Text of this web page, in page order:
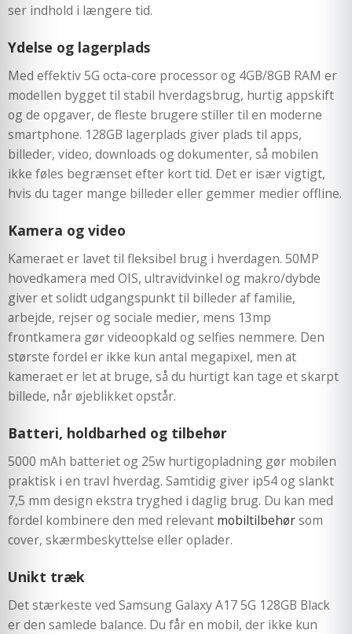
ser indhold i længere tid.
Ydelse og lagerplads
Med effektiv 5G octa-core processor og 4GB/8GB RAM er
modellen bygget til stabil hverdagsbrug, hurtig appskift
og de opgaver, de fleste brugere stiller til en moderne
smartphone. 128GB lagerplads giver plads til apps,
billeder, video, downloads og dokumenter, så mobilen
ikke føles begrænset efter kort tid. Det er især vigtigt,
hvis du tager mange billeder eller gemmer medier offline.
Kamera og video
Kameraet er lavet til fleksibel brug i hverdagen. 50MP
hovedkamera med OIS, ultravidvinkel og makro/dybde
giver et solidt udgangspunkt til billeder af familie,
arbejde, rejser og sociale medier, mens 13mp
frontkamera gør videoopkald og selfies nemmere. Den
største fordel er ikke kun antal megapixel, men at
kameraet er let at bruge, så du hurtigt kan tage et skarpt
billede, når øjeblikket opstår.
Batteri, holdbarhed og tilbehør
5000 mAh batteriet og 25w hurtigopladning gør mobilen
praktisk i en travl hverdag. Samtidig giver ip54 og slankt
7,5 mm design ekstra tryghed i daglig brug. Du kan med
fordel kombinere den med relevant mobiltilbehørsom
cover, skærmbeskyttelse eller oplader.
Unikt træk
Det stærkeste ved Samsung Galaxy A17 5G 128GB Black
er den samlede balance. Du får en mobil, der ikke kun